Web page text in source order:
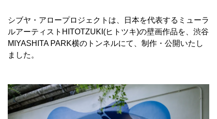
シブヤ・アロープロジェクトは、日本を代表するミューラ
ルアーティストHITOTZUKI(ヒトツキ)の壁画作品を、渋谷
MIYASHITA PARK横のトンネルにて、制作・公開いたし
ました。